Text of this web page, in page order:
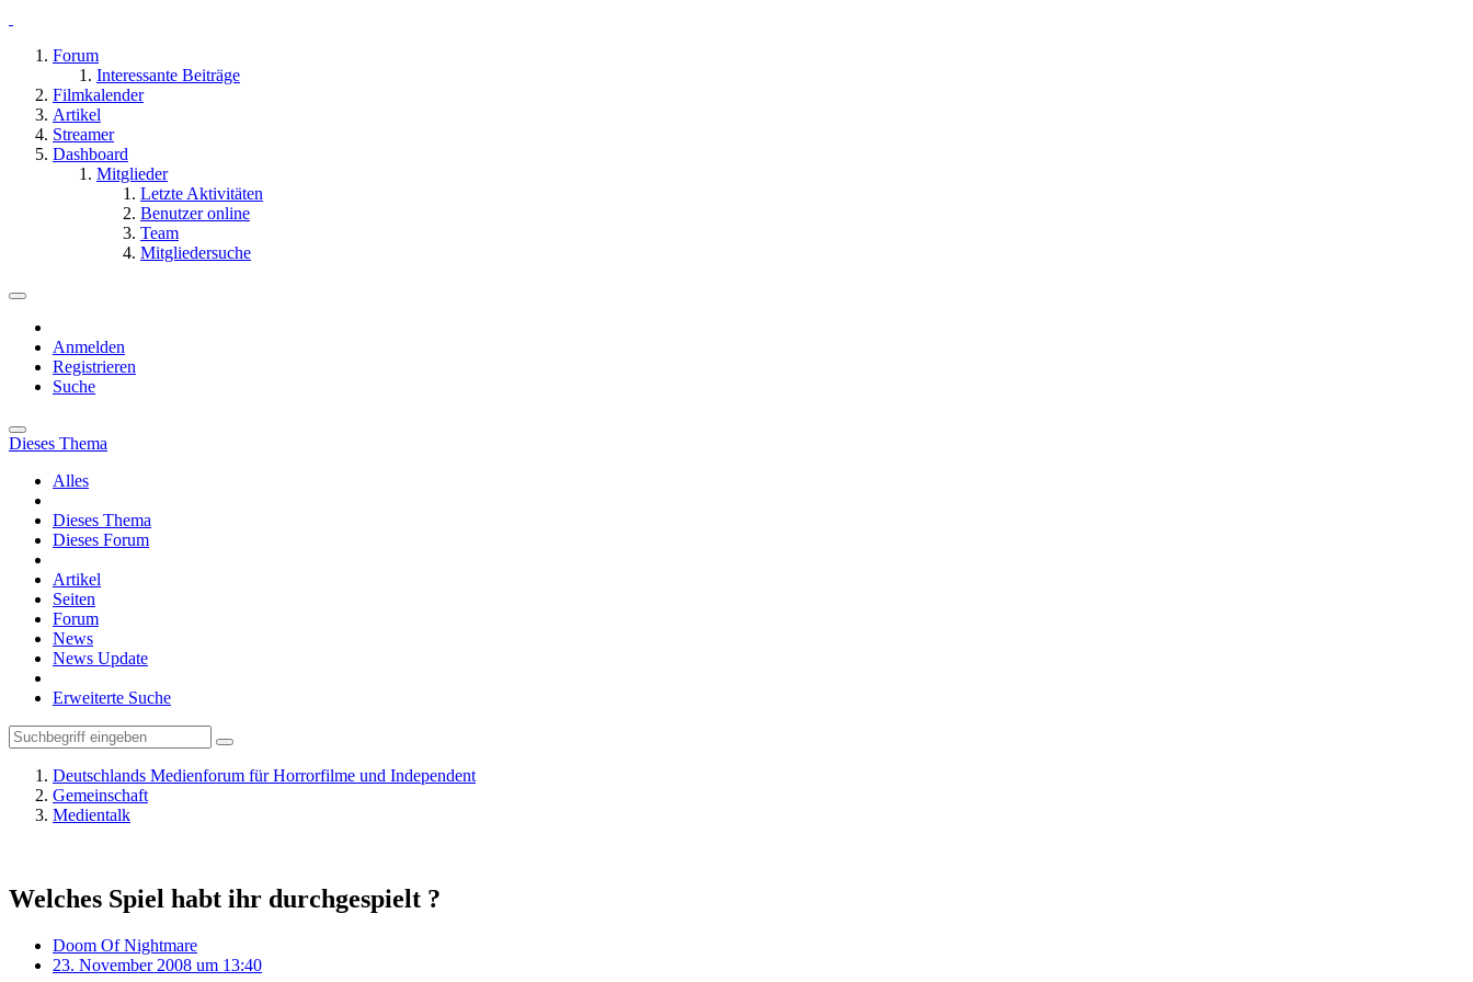
Forum
Interessante Beiträge
Filmkalender
Artikel
Streamer
Dashboard
Mitglieder
Letzte Aktivitäten
Benutzer online
Team
Mitgliedersuche
Anmelden
Registrieren
Suche
Dieses Thema
Alles
Dieses Thema
Dieses Forum
Artikel
Seiten
Forum
News
News Update
Erweiterte Suche
Deutschlands Medienforum für Horrorfilme und Independent
Gemeinschaft
Medientalk
Welches Spiel habt ihr durchgespielt ?
Doom Of Nightmare
23. November 2008 um 13:40